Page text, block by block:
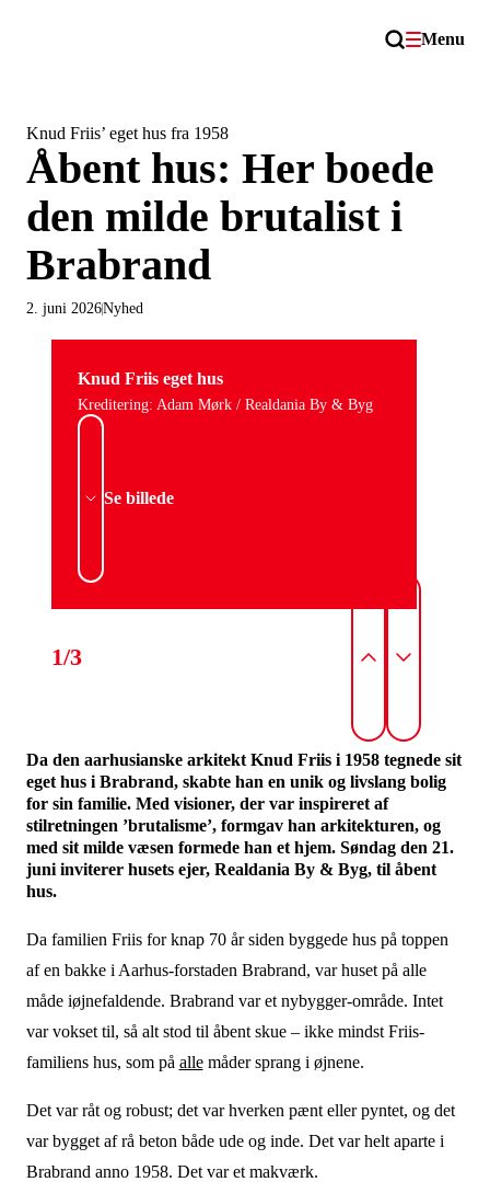
Menu
Knud Friis’ eget hus fra 1958
Åbent hus: Her boede
den milde brutalist i
Brabrand
Nyhed
2. juni 2026
Knud Friis eget hus
Kreditering: Adam Mørk / Realdania By & Byg
Se billede
1/3
Da den aarhusianske arkitekt Knud Friis i 1958 tegnede sit
eget hus i Brabrand, skabte han en unik og livslang bolig
for sin familie. Med visioner, der var inspireret af
stilretningen ’brutalisme’, formgav han arkitekturen, og
med sit milde væsen formede han et hjem. Søndag den 21.
juni inviterer husets ejer, Realdania By & Byg, til åbent
hus.
Da familien Friis for knap 70 år siden byggede hus på toppen
af en bakke i Aarhus-forstaden Brabrand, var huset på alle
måde iøjnefaldende. Brabrand var et nybygger-område. Intet
var vokset til, så alt stod til åbent skue – ikke mindst Friis-
familiens hus, som på allemåder sprang i øjnene.
Det var råt og robust; det var hverken pænt eller pyntet, og det
var bygget af rå beton både ude og inde. Det var helt aparte i
Brabrand anno 1958. Det var et makværk.